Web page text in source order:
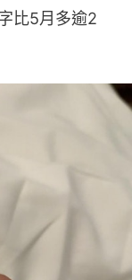
比5月多逾2